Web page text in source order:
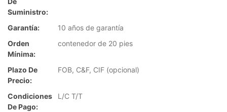
Suministro:
Garantía:
10 años de garantía
Orden
Mínima:
contenedor de 20 pies
Plazo De
Precio:
FOB, C&F, CIF (opcional)
Condiciones
De Pago:
L/C T/T